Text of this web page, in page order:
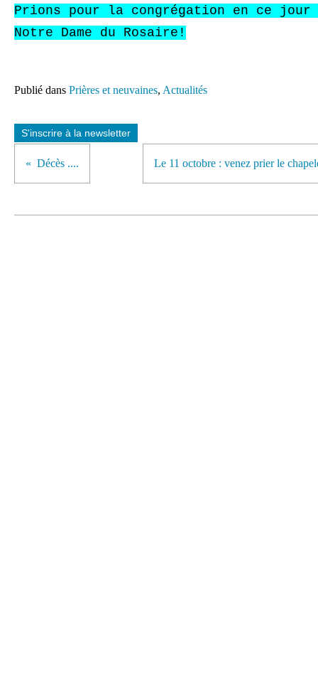
Prions pour la congrégation en ce jour
Notre Dame du Rosaire!
Publié dans Prières et neuvaines, Actualités
S'inscrire à la newsletter
Décès .... Le 11 octobre : venez prier le